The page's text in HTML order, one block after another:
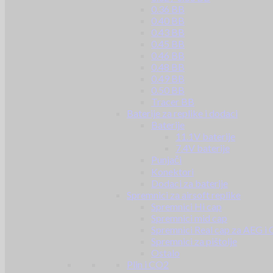
0.36 BB
0.40 BB
0.43 BB
0.45 BB
0.46 BB
0.48 BB
0.49 BB
0.50 BB
Tracer BB
Baterije za replike i dodaci
Baterije
11.1V baterije
7.4V baterije
Punjači
Konektori
Dodaci za baterije
Spremnici za airsoft replike
Spremnici Hi cap
Spremnici mid cap
Spremnici Real cap za AEG i
Spremnici za pištolje
Ostalo
Plin i CO2